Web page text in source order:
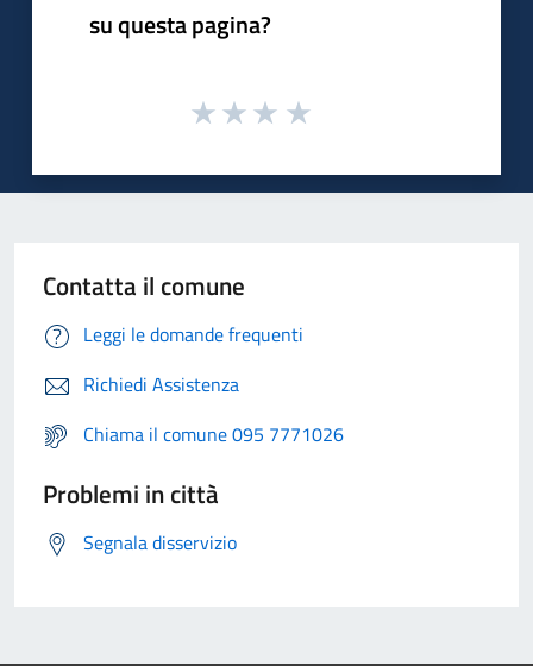
su questa pagina?
Contatta il comune
Leggi le domande frequenti
Richiedi Assistenza
Chiama il comune 095 7771026
Problemi in città
Segnala disservizio